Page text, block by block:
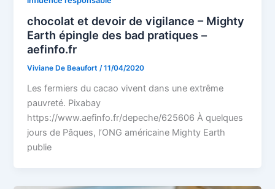
chocolat et devoir de vigilance – Mighty
Earth épingle des bad pratiques –
aefinfo.fr
Viviane De Beaufort/11/04/2020
Les fermiers du cacao vivent dans une extrême
pauvreté. Pixabay
https://www.aefinfo.fr/depeche/625606 À quelques
jours de Pâques, l’ONG américaine Mighty Earth
publie